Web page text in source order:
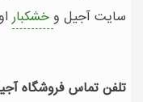
سایت آجیل وخشکبار
تلفن تماس فروشگاه